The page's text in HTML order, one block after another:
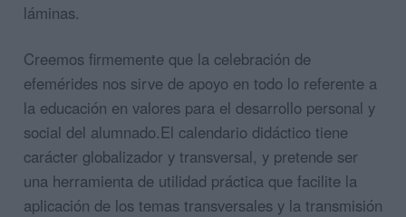
láminas.
Creemos firmemente que la celebración de
efemérides nos sirve de apoyo en todo lo referente a
la educación en valores para el desarrollo personal y
social del alumnado.El calendario didáctico tiene
carácter globalizador y transversal, y pretende ser
una herramienta de utilidad práctica que facilite la
aplicación de los temas transversales y la transmisión